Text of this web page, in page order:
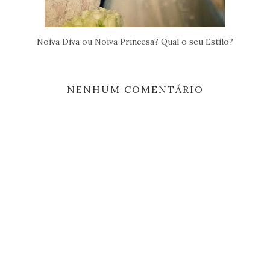
Noiva Diva ou Noiva Princesa? Qual o seu Estilo?
NENHUM COMENTÁRIO